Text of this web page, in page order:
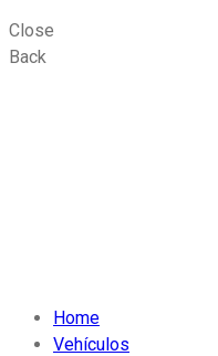
Close
Back
Home
Vehículos